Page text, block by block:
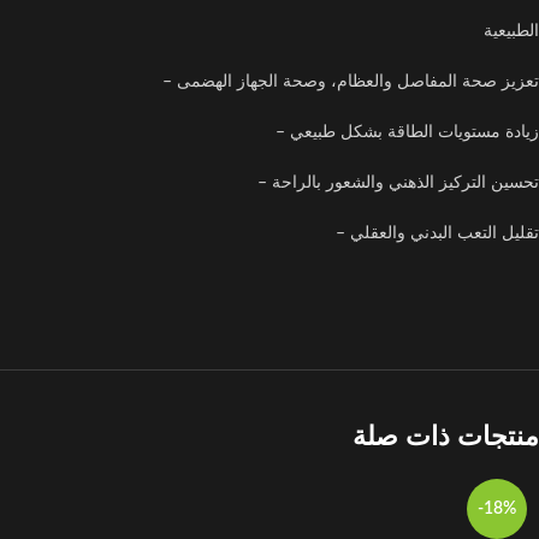
الطبيعية
تعزيز صحة المفاصل والعظام، وصحة الجهاز الهضمى –
زيادة مستويات الطاقة بشكل طبيعي –
تحسين التركيز الذهني والشعور بالراحة –
تقليل التعب البدني والعقلي –
منتجات ذات صلة
-18%